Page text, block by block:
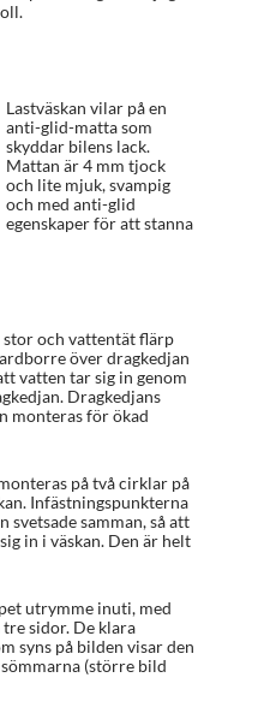
Lastväskan vilar på en
anti-glid-matta som
skyddar bilens lack.
Mattan är 4 mm tjock
och lite mjuk, svampig
och med anti-glid
egenskaper för att stanna
stor och vattentät flärp
över dragkedjan
vatten tar sig in genom
Dragkedjans
monteras för ökad
på två cirklar på
Infästningspunkterna
svetsade samman, så att
in i väskan. Den är helt
utrymme inuti, med
sidor. De klara
syns på bilden visar den
(större bild